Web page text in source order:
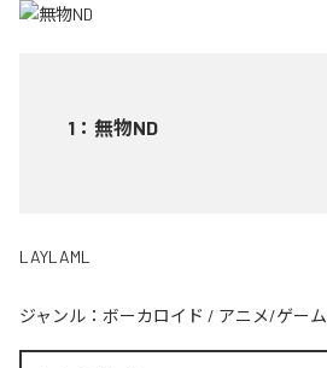
1 ： 無物ND
LAYLAML
ジャンル： ボーカロイド / アニメ/ゲーム